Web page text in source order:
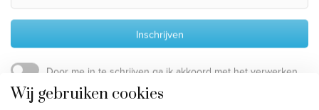
Wij gebruiken cookies
Inschrijven
Door me in te schrijven ga ik akkoord met het verwerken
van mijn persoonsgegevens, die beschreven staan in de
privacy disclaimer.